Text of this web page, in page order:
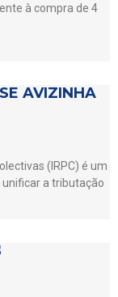
à compra de 4
AVIZINHA
(IRPC) é um
a tributação